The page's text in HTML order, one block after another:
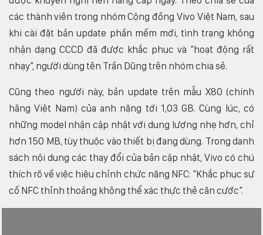
các thành viên trong nhóm Cộng đồng Vivo Việt Nam, sau
khi cài đặt bản update phần mềm mới, tình trạng không
nhận dạng CCCD đã được khắc phục và "hoạt động rất
nhạy", người dùng tên Trần Dũng trên nhóm chia sẻ.
Cũng theo người này, bản update trên mẫu X80 (chính
hãng Việt Nam) của anh nặng tới 1,03 GB. Cùng lúc, có
những model nhận cập nhật với dung lượng nhẹ hơn, chỉ
hơn 150 MB, tùy thuộc vào thiết bị đang dùng. Trong danh
sách nội dung các thay đổi của bản cập nhật, Vivo có chú
thích rõ về việc hiệu chỉnh chức năng NFC: "Khắc phục sự
cố NFC thỉnh thoảng không thể xác thực thẻ căn cước".